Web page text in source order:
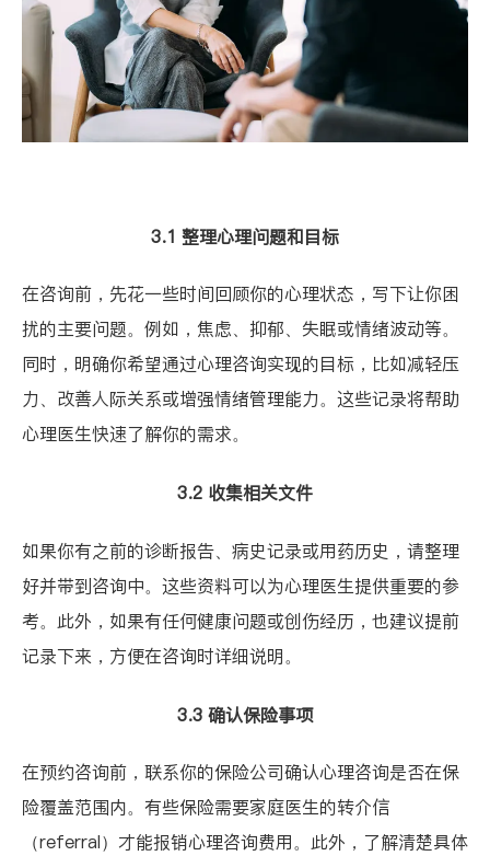
3.1 整理心理问题和目标
在咨询前，先花一些时间回顾你的心理状态，写下让你困
扰的主要问题。例如，焦虑、抑郁、失眠或情绪波动等。
同时，明确你希望通过心理咨询实现的目标，比如减轻压
力、改善人际关系或增强情绪管理能力。这些记录将帮助
心理医生快速了解你的需求。
3.2 收集相关文件
如果你有之前的诊断报告、病史记录或用药历史，请整理
好并带到咨询中。这些资料可以为心理医生提供重要的参
考。此外，如果有任何健康问题或创伤经历，也建议提前
记录下来，方便在咨询时详细说明。
3.3 确认保险事项
在预约咨询前，联系你的保险公司确认心理咨询是否在保
险覆盖范围内。有些保险需要家庭医生的转介信
（referral）才能报销心理咨询费用。此外，了解清楚具体